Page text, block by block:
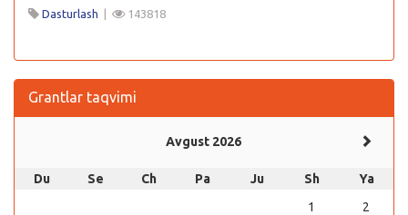
Dasturlash | 143818
Grantlar taqvimi
Avgust 2026
Du Se Ch Pa Ju Sh
Ya
1
2